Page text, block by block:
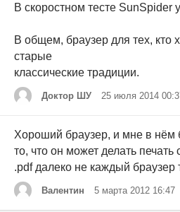
В скоростном тесте SunSpider
В общем, браузер для тех, кто
старые
классические традиции.
Доктор ШУ 25 июля 2014
Хороший браузер, и мне в нём
то, что он может делать
.pdf далеко не каждый браузер
Валентин 5 марта 2012 16:47